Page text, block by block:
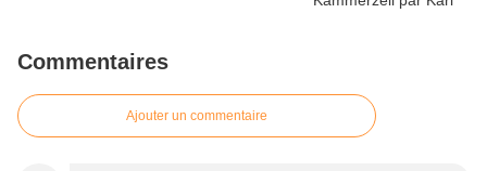
Commentaires
Ajouter un commentaire